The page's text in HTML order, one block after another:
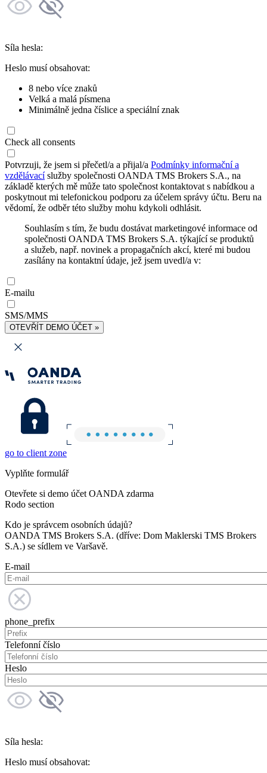
Síla hesla:
Heslo musí obsahovat:
8 nebo více znaků
Velká a malá písmena
Minimálně jedna číslice a speciální znak
Check all consents
Potvrzuji, že jsem si přečetl/a a přijal/a Podmínky informační a
vzdělávacíslužby společnosti OANDA TMS Brokers S.A., na
základě kterých mě může tato společnost kontaktovat s nabídkou a
poskytnout mi telefonickou podporu za účelem správy účtu. Beru na
vědomí, že odběr této služby mohu kdykoli odhlásit.
Souhlasím s tím, že budu dostávat marketingové informace od
společnosti OANDA TMS Brokers S.A. týkající se produktů
a služeb, např. novinek a propagačních akcí, které mi budou
zasílány na kontaktní údaje, jež jsem uvedl/a v:
E-mailu
SMS/MMS
OTEVŘÍT DEMO ÚČET »
go to client zone
Vyplňte formulář
Otevřete si demo účet OANDA zdarma
Rodo section
Kdo je správcem osobních údajů?
OANDA TMS Brokers S.A. (dříve: Dom Maklerski TMS Brokers
S.A.) se sídlem ve Varšavě.
E-mail
phone_prefix
Telefonní číslo
Heslo
Síla hesla:
Heslo musí obsahovat: